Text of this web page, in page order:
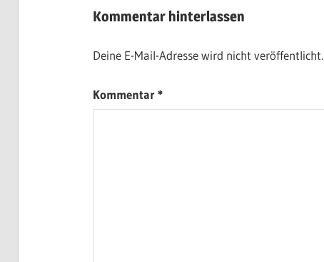
Kommentar hinterlassen
Deine E-Mail-Adresse wird nicht veröffentlicht.
Kommentar*